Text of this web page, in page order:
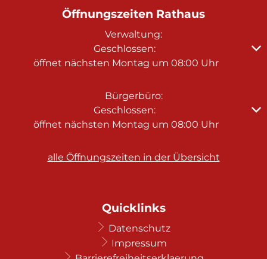
Öffnungszeiten Rathaus
Verwaltung:
Klicken, um weitere Öffnungs- oder Schließzeiten
Geschlossen:
öffnet nächsten Montag um 08:00 Uhr
Bürgerbüro:
Klicken, um weitere Öffnungs- oder Schließzeiten
Geschlossen:
öffnet nächsten Montag um 08:00 Uhr
alle Öffnungszeiten in der Übersicht
Quicklinks
Datenschutz
Impressum